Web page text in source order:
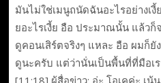
มันไม่ใช่เมนูถนัดฉันอะไรอย่างเ
ยอะไรเงี้ย อือ ประมาณนั้น แล้ว
ดูคอนเสิร์ตจริงๆ แหละ อือ ผมก็ยั
ดูนะครับ แต่ว่านั่นเป็นพื้นที่ที่มือเ